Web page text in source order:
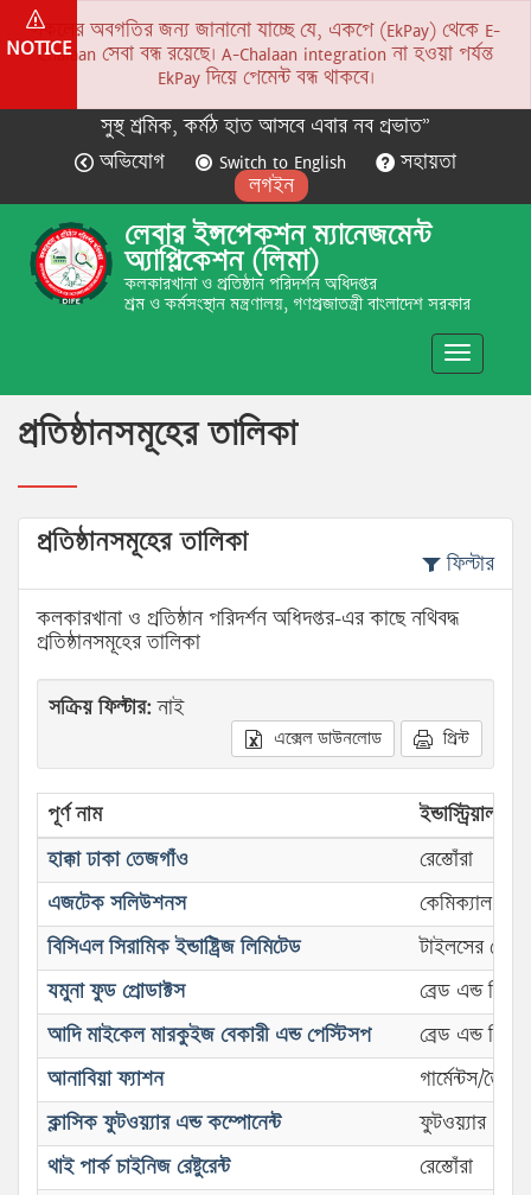
NOTICE
সকলের অবগতির জন্য জানানো যাচ্ছে যে, একপে (EkPay) থেকে E-
Chalaan সেবা বন্ধ রয়েছে। A-Chalaan integration না হওয়া পর্যন্ত
EkPay দিয়ে পেমেন্ট বন্ধ থাকবে।
সুস্থ শ্রমিক, কর্মঠ হাত আসবে এবার নব প্রভাত”
অভিযোগ
Switch to English
সহায়তা
লগইন
লেবার ইন্সপেকশন ম্যানেজমেন্ট
অ্যাপ্লিকেশন (লিমা)
কলকারখানা ও প্রতিষ্ঠান পরিদর্শন অধিদপ্তর
শ্রম ও কর্মসংস্থান মন্ত্রণালয়, গণপ্রজাতন্ত্রী বাংলাদেশ সরকার
Toggle
প্রতিষ্ঠানসমূহের তালিকা
প্রতিষ্ঠানসমূহের তালিকা
ফিল্টার
কলকারখানা ও প্রতিষ্ঠান পরিদর্শন অধিদপ্তর-এর কাছে নথিবদ্ধ
প্রতিষ্ঠানসমূহের তালিকা
সক্রিয় ফিল্টার:নাই
এক্সেল ডাউনলোড প্রিন্ট
পূর্ণ নাম
ইন্ডাস্ট্রিয়াল
হাক্কা ঢাকা তেজগাঁও
রেস্তোঁরা
এজটেক সলিউশনস
কেমিক্যাল
বিসিএল সিরামিক ইন্ডাষ্ট্রিজ লিমিটেড
টাইলসের
যমুনা ফুড প্রোডাক্টস
ব্রেড এন্ড বিস্কুট
আদি মাইকেল মারকুইজ বেকারী এন্ড পেস্টিসপ
ব্রেড এন্ড বিস্কুট
আনাবিয়া ফ্যাশন
গার্মেন্টস/
ক্লাসিক ফুটওয়্যার এন্ড কম্পোনেন্ট
ফুটওয়্যার
থাই পার্ক চাইনিজ রেষ্টুরেন্ট
রেস্তোঁরা